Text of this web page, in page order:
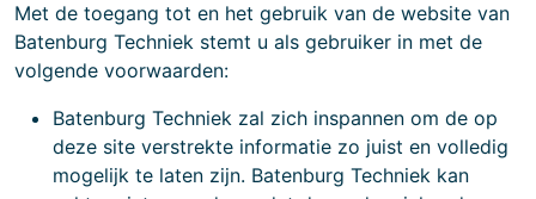
Met de toegang tot en het gebruik van de website van
Batenburg Techniek stemt u als gebruiker in met de
volgende voorwaarden:
Batenburg Techniek zal zich inspannen om de op
deze site verstrekte informatie zo juist en volledig
mogelijk te laten zijn. Batenburg Techniek kan